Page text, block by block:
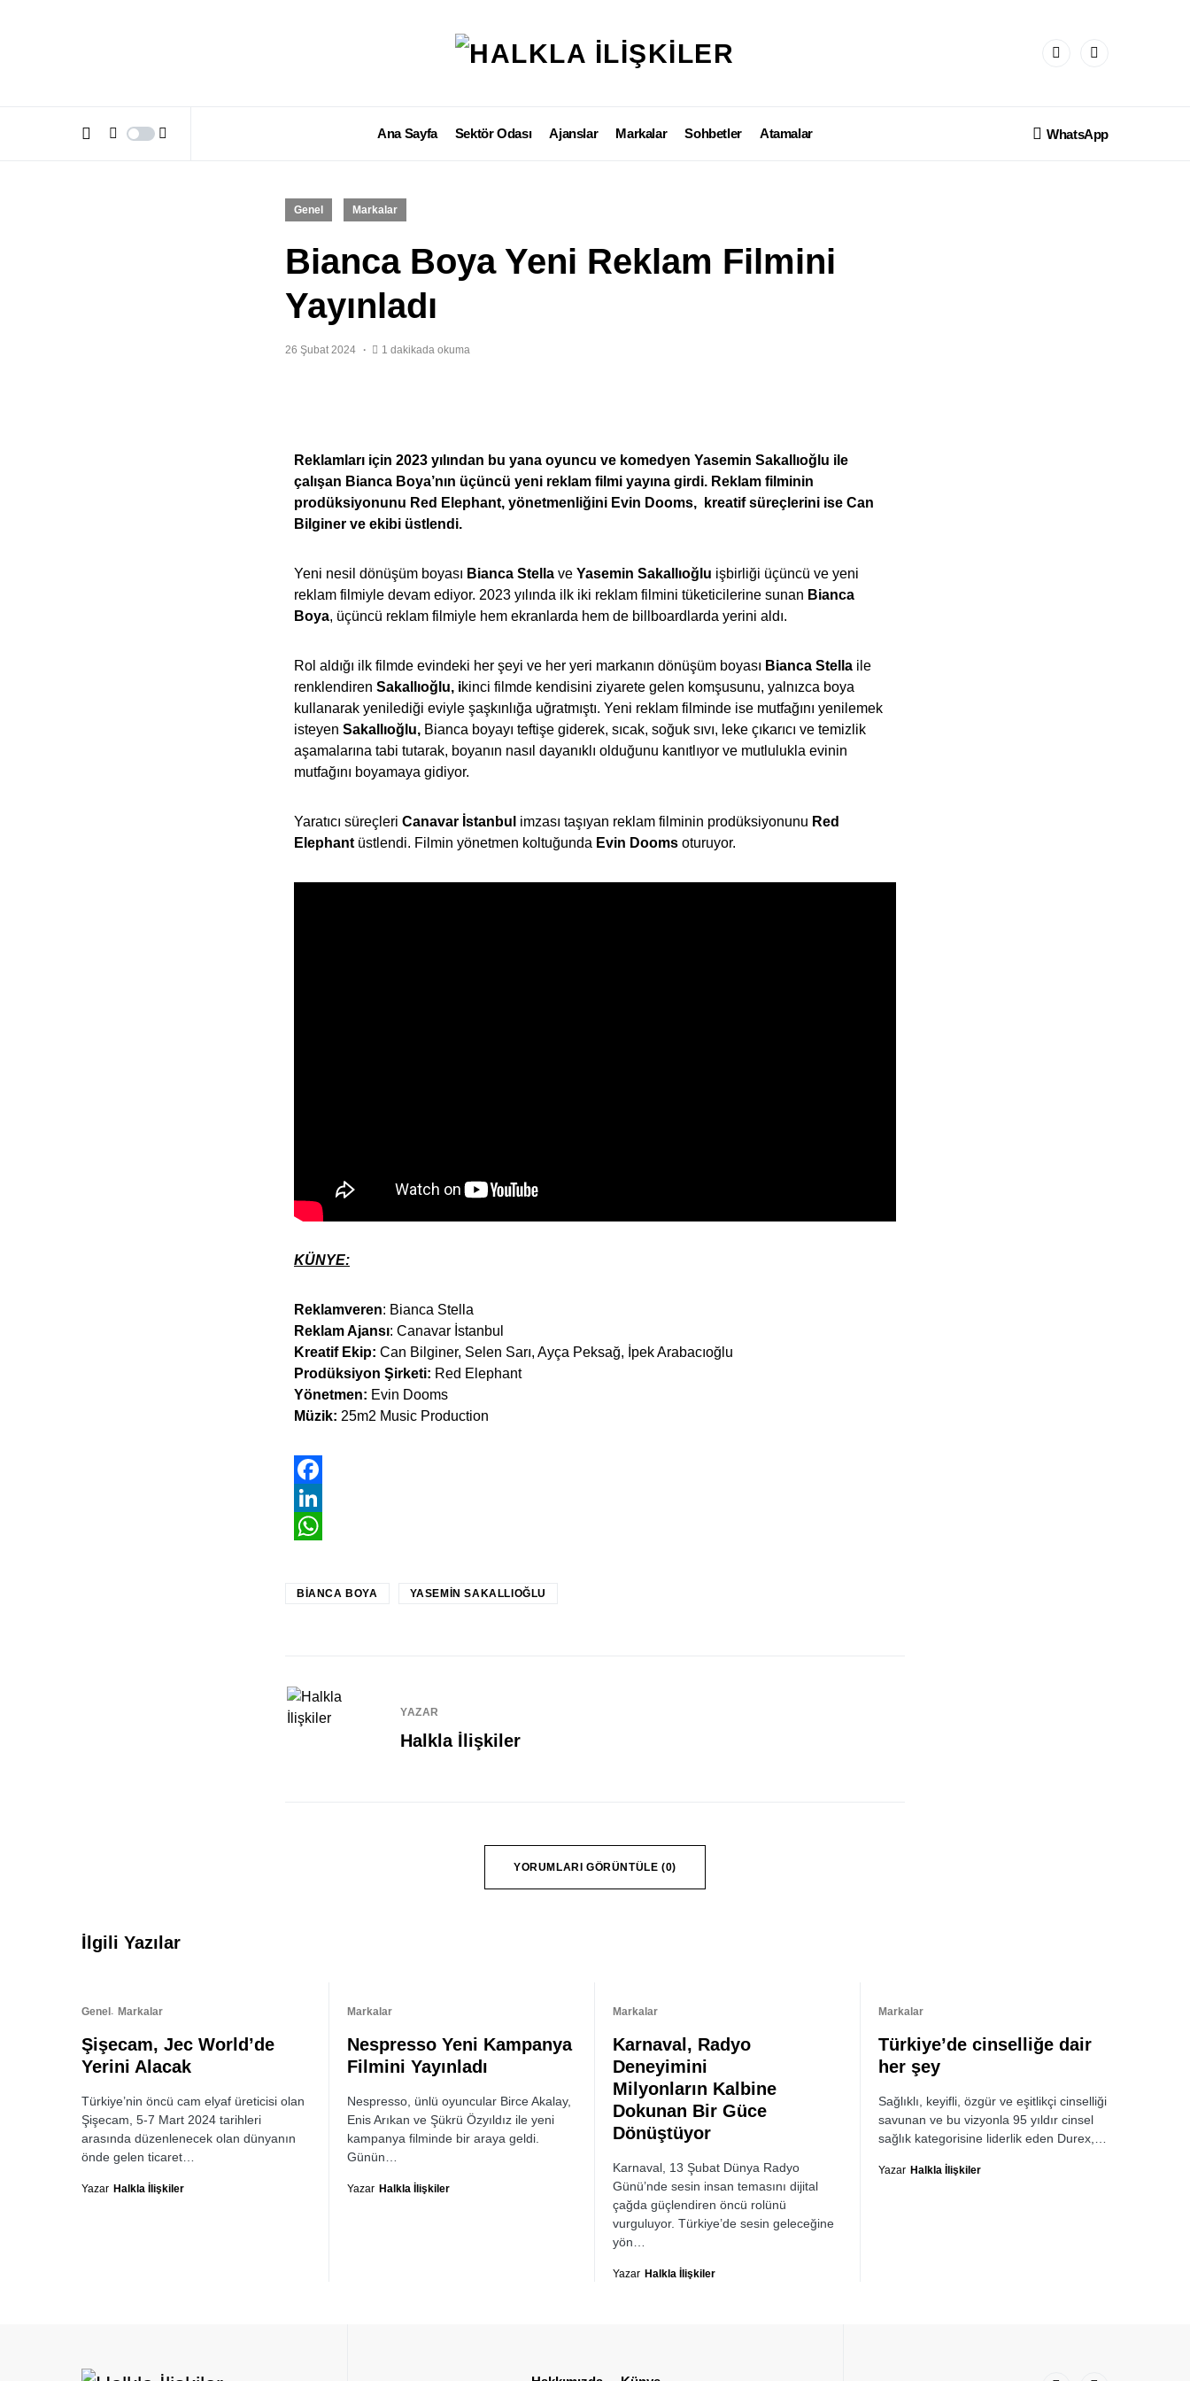
Ana Sayfa Sektör Odası Ajanslar Markalar Sohbetler Atamalar WhatsApp
Genel Markalar
Bianca Boya Yeni Reklam Filmini
Yayınladı
26 Şubat 2024 1 dakikada okuma
Reklamları için 2023 yılından bu yana oyuncu ve komedyen Yasemin Sakallıoğlu ile
çalışan Bianca Boya’nın üçüncü yeni reklam filmi yayına girdi. Reklam filminin
prodüksiyonunu Red Elephant, yönetmenliğini Evin Dooms,
kreatif süreçlerini ise Can
Bilginer ve ekibi üstlendi.
Yeni nesil dönüşüm boyası Bianca Stella ve Yasemin Sakallıoğlu işbirliği üçüncü ve yeni
reklam filmiyle devam ediyor. 2023 yılında ilk iki reklam filmini tüketicilerine sunan Bianca
Boya, üçüncü reklam filmiyle hem ekranlarda hem de billboardlarda yerini aldı.
Rol aldığı ilk filmde evindeki her şeyi ve her yeri markanın dönüşüm boyası Bianca Stella ile
renklendiren Sakallıoğlu, ikinci filmde kendisini ziyarete gelen komşusunu, yalnızca boya
kullanarak yenilediği eviyle şaşkınlığa uğratmıştı. Yeni reklam filminde ise mutfağını yenilemek
isteyen Sakallıoğlu, Bianca boyayı teftişe giderek, sıcak, soğuk sıvı, leke çıkarıcı ve temizlik
aşamalarına tabi tutarak, boyanın nasıl dayanıklı olduğunu kanıtlıyor ve mutlulukla evinin
mutfağını boyamaya gidiyor.
Yaratıcı süreçleri Canavar İstanbul imzası taşıyan reklam filminin prodüksiyonunu Red
Elephant üstlendi. Filmin yönetmen koltuğunda Evin Dooms oturuyor.
KÜNYE:
Reklamveren: Bianca Stella
Reklam Ajansı: Canavar İstanbul
Kreatif Ekip: Can Bilginer, Selen Sarı, Ayça Peksağ, İpek Arabacıoğlu
Prodüksiyon Şirketi: Red Elephant
Yönetmen: Evin Dooms
Müzik: 25m2 Music Production
Facebook
LinkedIn
BIANCA BOYA YASEMIN SAKALLIOĞLU
YAZAR
Halkla İlişkiler
YORUMLARI GÖRÜNTÜLE (0)
İlgili Yazılar
Genel Markalar
Şişecam, Jec World’de
Yerini Alacak
Türkiye’nin öncü cam elyaf üreticisi olan
Şişecam, 5-7 Mart 2024 tarihleri
arasında düzenlenecek olan dünyanın
önde gelen ticaret…
Yazar Halkla İlişkiler
Markalar
Nespresso Yeni Kampanya
Filmini Yayınladı
Nespresso, ünlü oyuncular Birce Akalay,
Enis Arıkan ve Şükrü Özyıldız ile yeni
kampanya filminde bir araya geldi.
Günün…
Yazar Halkla İlişkiler
Markalar
Karnaval, Radyo
Deneyimini
Milyonların Kalbine
Dokunan Bir Güce
Dönüştüyor
Karnaval, 13 Şubat Dünya Radyo
Günü’nde sesin insan temasını dijital
çağda güçlendiren öncü rolünü
vurguluyor. Türkiye’de sesin geleceğine
yön…
Yazar Halkla İlişkiler
Markalar
Türkiye’de cinselliğe dair
her şey
Sağlıklı, keyifli, özgür ve eşitlikçi cinselliği
savunan ve bu vizyonla 95 yıldır cinsel
sağlık kategorisine liderlik eden Durex,…
Yazar Halkla İlişkiler